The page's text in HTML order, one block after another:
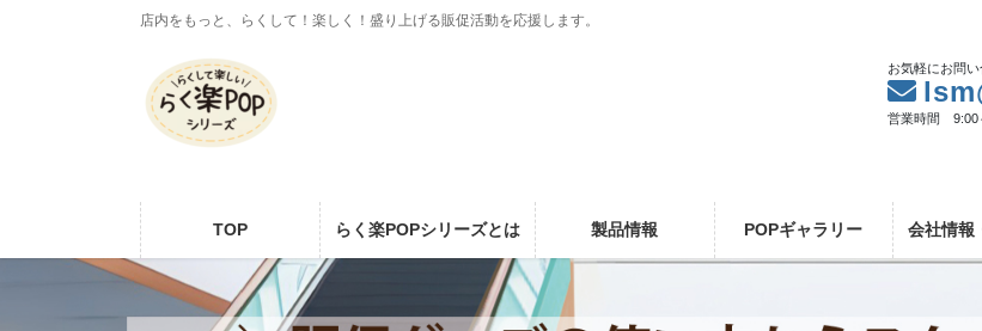
店内をもっと、らくして！楽しく！盛り上げる販促活動を応援します。
お気軽にお問い
営業時間 9:00
TOP らく楽POPシリーズとは 製品情報 POPギャラリー 会社情報